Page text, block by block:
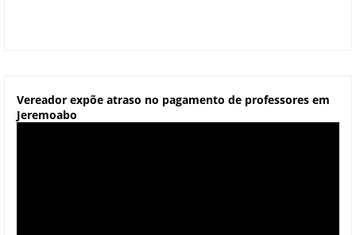
Vereador expõe atraso no pagamento de professores em
Jeremoabo